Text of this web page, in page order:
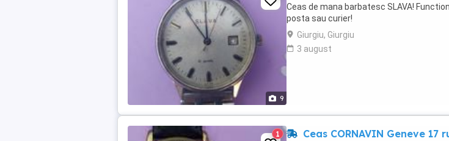
9
Ceas de mana barbatesc SLAVA!
posta sau curier!
Giurgiu, Giurgiu
3 august
1 Ceas CORNAVIN Geneve 17